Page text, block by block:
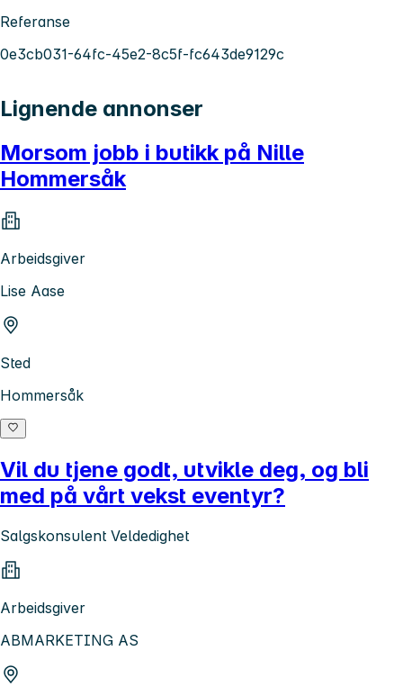
Referanse
0e3cb031-64fc-45e2-8c5f-fc643de9129c
Lignende annonser
Morsom jobb i butikk på Nille
Hommersåk
Arbeidsgiver
Lise Aase
Sted
Hommersåk
Vil du tjene godt, utvikle deg, og bli
med på vårt vekst eventyr?
Salgskonsulent Veldedighet
Arbeidsgiver
ABMARKETING AS